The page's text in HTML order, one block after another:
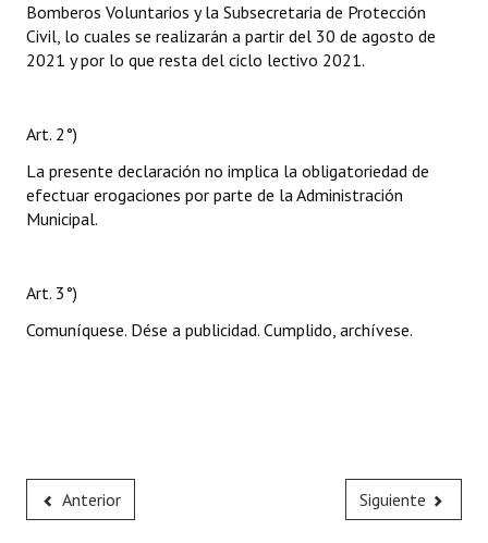
Bomberos Voluntarios y la Subsecretaria de Protección
Civil, lo cuales se realizarán a partir del 30 de agosto de
2021 y por lo que resta del ciclo lectivo 2021.
Art. 2°)
La presente declaración no implica la obligatoriedad de
efectuar erogaciones por parte de la Administración
Municipal.
Art. 3°)
Comuníquese. Dése a publicidad. Cumplido, archívese.
Anterior Siguiente